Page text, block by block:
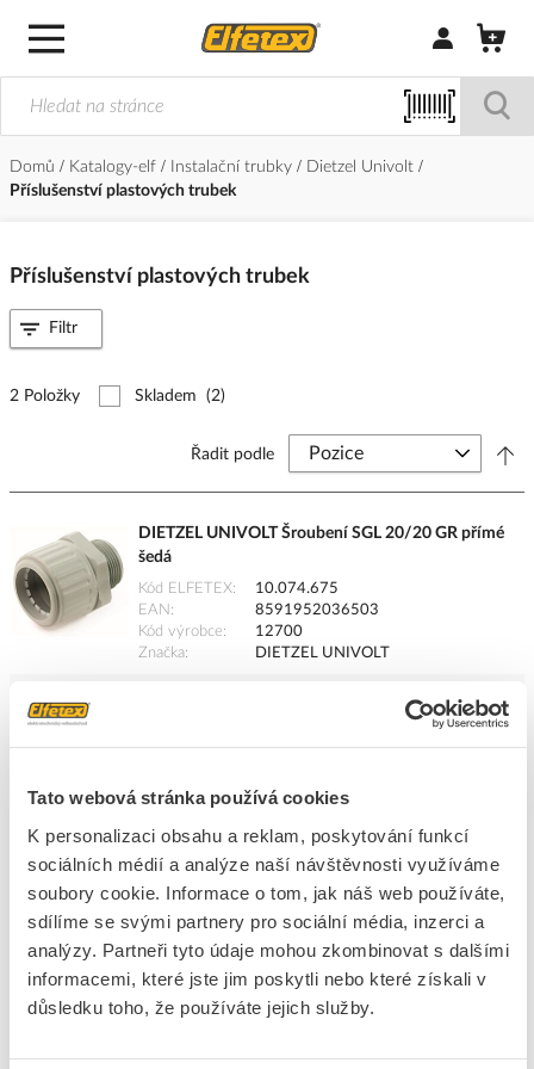
Tato webová stránka používá cookies
K personalizaci obsahu a reklam, poskytování funkcí
sociálních médií a analýze naší návštěvnosti využíváme
soubory cookie. Informace o tom, jak náš web používáte,
sdílíme se svými partnery pro sociální média, inzerci a
analýzy. Partneři tyto údaje mohou zkombinovat s dalšími
informacemi, které jste jim poskytli nebo které získali v
důsledku toho, že používáte jejich služby.
Přihlásit/
Domů Katalogy-elf Instalační trubky
Dietzel Univolt
Příslušenství plastových trubek
Příslušenství plastových trubek
2 Položky Skladem (2)
Řadit podle
DIETZEL UNIVOLT Šroubení SGL 20/20 GR přímé
šedá
Kód ELFETEX
10.074.675
EAN
8591952036503
Kód výrobce
12700
Značka
DIETZEL UNIVOLT
ks
Přidat k porovnání
DIETZEL UNIVOLT Šroubení SGL 32/32 GR přímé
šedá
Kód ELFETEX
10.057.825
Kód výrobce
12702
Filtr